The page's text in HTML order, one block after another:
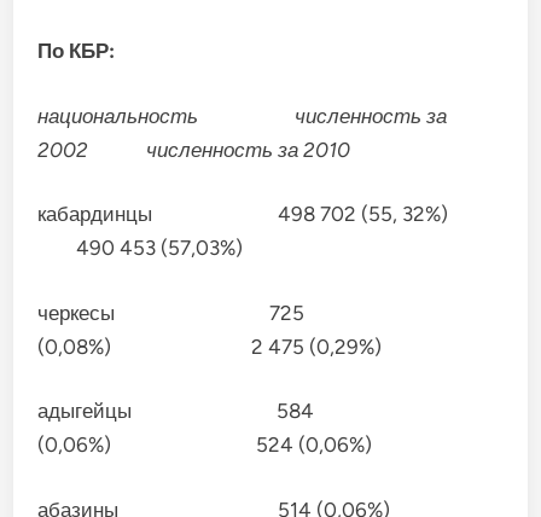
По КБР:
национальность численность за
2002 численность за 2010
кабардинцы 498 702 (55, 32%)
490 453 (57,03%)
черкесы 725
(0,08%) 2 475 (0,29%)
адыгейцы 584
(0,06%) 524 (0,06%)
абазины 514 (0,06%)